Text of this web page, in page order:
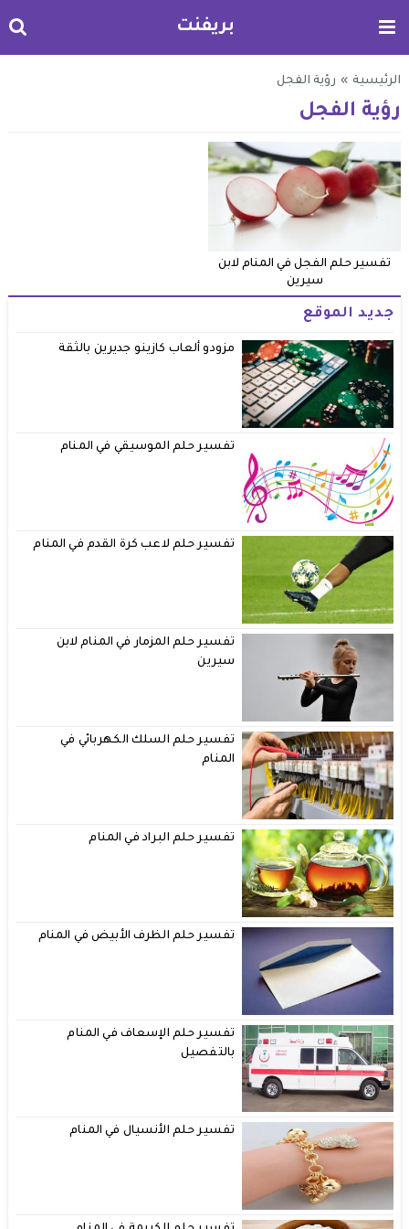
بريفنت
الرئيسية » رؤية الفجل
رؤية الفجل
تفسير حلم الفجل في المنام لابن
سيرين
جديد الموقع
مزودو ألعاب كازينو جديرين بالثقة
تفسير حلم الموسيقي في المنام
تفسير حلم لاعب كرة القدم في المنام
تفسير حلم المزمار في المنام لابن
سيرين
تفسير حلم السلك الكهربائي في
المنام
تفسير حلم البراد في المنام
تفسير حلم الظرف الأبيض في المنام
تفسير حلم الإسعاف في المنام
بالتفصيل
تفسير حلم الأنسيال في المنام